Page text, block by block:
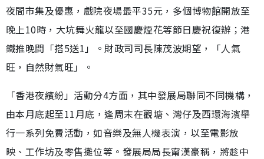
夜間市集及優惠，戲院夜場最平35元，多個博物館開放至
晚上10時，大坑舞火龍以至國慶煙花等節日慶祝復辦；港
鐵推晚間「搭5送1」。財政司司長陳茂波期望，「人氣
旺，自然財氣旺」。
「香港夜繽紛」活動分4方面，其中發展局聯同不同機構，
由本月底起至11月底，逢周末在觀塘、灣仔及西環海濱舉
行一系列免費活動，如音樂及無人機表演，以至電影放
映、工作坊及零售攤位等。發展局局長甯漢豪稱，將趁中